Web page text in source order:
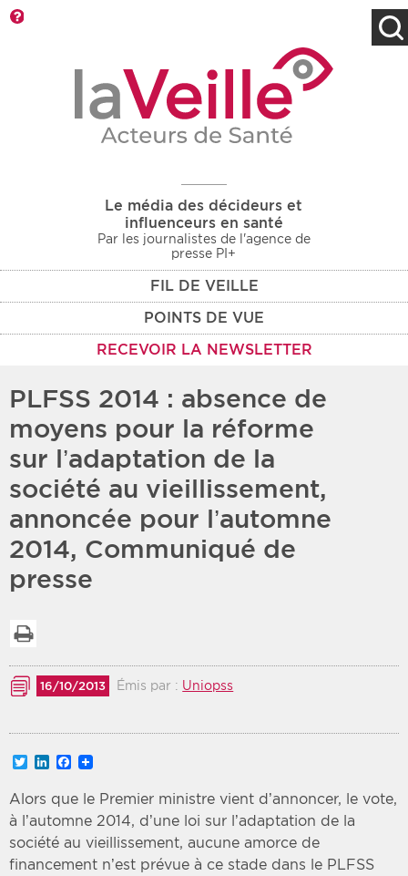
Le média des décideurs et
influenceurs en santé
Par les journalistes de l'agence de
presse PI+
FIL DE VEILLE
POINTS DE VUE
RECEVOIR LA NEWSLETTER
Rendez-vous des 7
prochains jours
Recherche par mots clés
Type d'information
Rendez-vous
Protection sociale
Médico-social
Zone géographique
Période
Choisir une date de débutChoisir une date de fin
Tri
Chronologique
Inversé
PLFSS 2014 : absence de
moyens pour la réforme
sur l’adaptation de la
société au vieillissement,
annoncée pour l’automne
2014, Communiqué de
presse
16/10/2013 Émis par : Uniopss
TwitterLinkedInFacebook
Alors que le Premier ministre vient d’annoncer, le vote,
à l’automne 2014, d’une loi sur l’adaptation de la
société au vieillissement, aucune amorce de
financement n’est prévue à ce stade dans le PLFSS